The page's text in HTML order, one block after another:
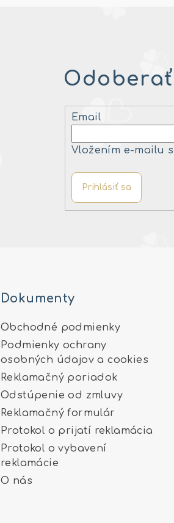
Email
Vložením e-mailu
Prihlásiť sa
Dokumenty
Obchodné podmienky
Podmienky ochrany
osobných údajov a cookies
Reklamačný poriadok
Odstúpenie od zmluvy
Reklamačný formulár
Protokol o prijatí reklamácia
Protokol o vybavení
reklamácie
O nás